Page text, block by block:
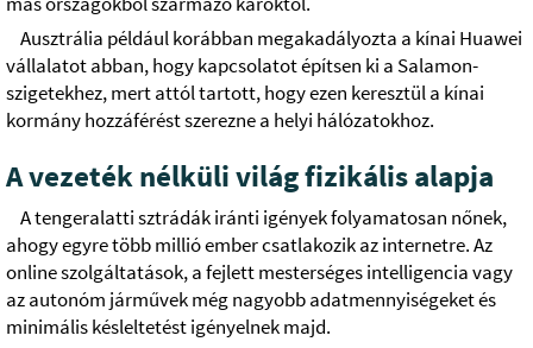
Ausztrália például korábban megakadályozta a kínai Huawei
vállalatot abban, hogy kapcsolatot építsen ki a Salamon-
szigetekhez, mert attól tartott, hogy ezen keresztül a kínai
kormány hozzáférést szerezne a helyi hálózatokhoz.
A vezeték nélküli világ fizikális alapja
A tengeralatti sztrádák iránti igények folyamatosan nőnek,
ahogy egyre több millió ember csatlakozik az internetre. Az
online szolgáltatások, a fejlett mesterséges intelligencia vagy
az autonóm járművek még nagyobb adatmennyiségeket és
minimális késleltetést igényelnek majd.